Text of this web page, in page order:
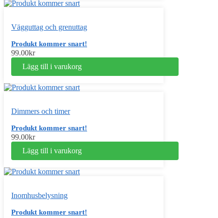
Vägguttag och grenuttag
Produkt kommer snart!
99.00kr
Lägg till i varukorg
Dimmers och timer
Produkt kommer snart!
99.00kr
Lägg till i varukorg
Inomhusbelysning
Produkt kommer snart!